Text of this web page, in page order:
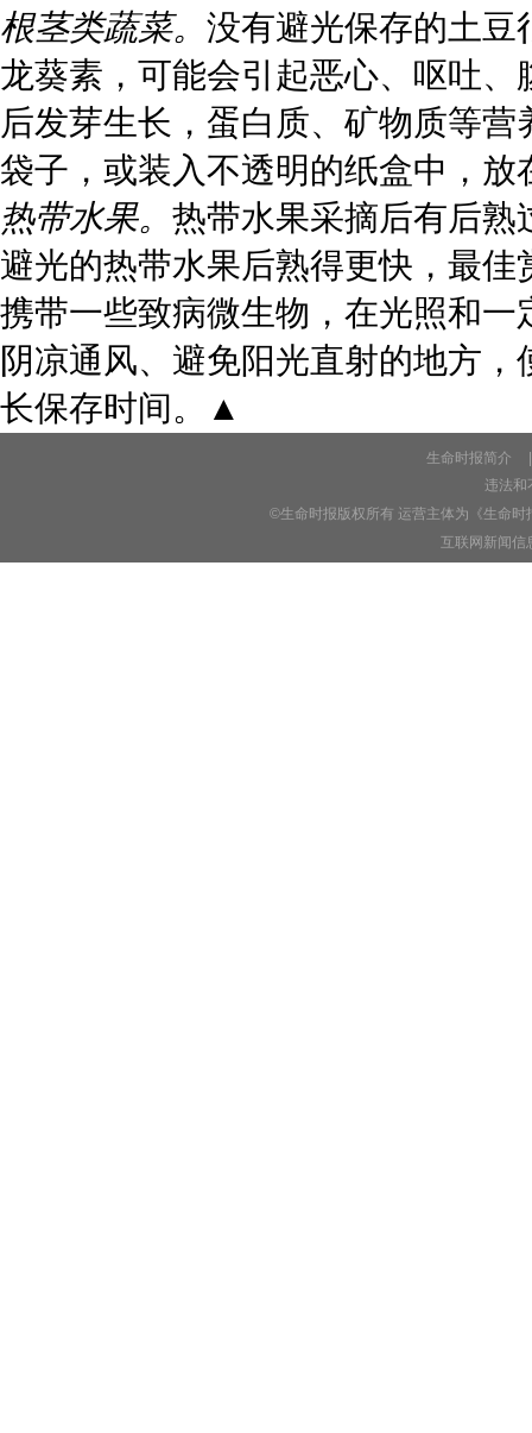
根茎类蔬菜。 没有避光保存的土豆
龙葵素，可能会引起恶心、呕吐
后发芽生长，蛋白质、矿物质等
袋子，或装入不透明的纸盒中，
热带水果。 热带水果采摘后有后熟
避光的热带水果后熟得更快，最
携带一些致病微生物，在光照和
阴凉通风、避免阳光直射的地方
长保存时间。▲
生命时报简介
违法和
©生命时报版权所有 运营主体为《生命
互联网新闻信